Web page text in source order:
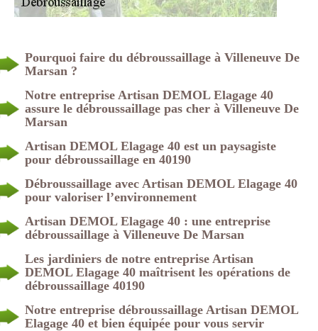
Pourquoi faire du débroussaillage à Villeneuve De
Marsan ?
Notre entreprise Artisan DEMOL Elagage 40
assure le débroussaillage pas cher à Villeneuve De
Marsan
Artisan DEMOL Elagage 40 est un paysagiste
pour débroussaillage en 40190
Débroussaillage avec Artisan DEMOL Elagage 40
pour valoriser l’environnement
Artisan DEMOL Elagage 40 : une entreprise
débroussaillage à Villeneuve De Marsan
Les jardiniers de notre entreprise Artisan
DEMOL Elagage 40 maîtrisent les opérations de
débroussaillage 40190
Notre entreprise débroussaillage Artisan DEMOL
Elagage 40 et bien équipée pour vous servir